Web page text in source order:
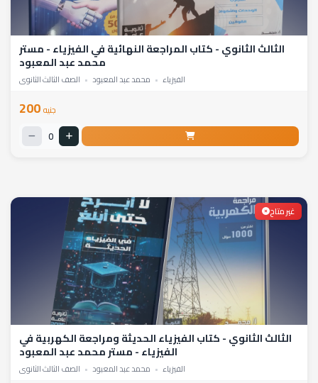
الثالث الثانوي - كتاب المراجعة النهائية في الفيزياء - مستر
محمد عبد المعبود
الفيزياء • محمد عبد المعبود • الصف الثالث الثانوي
200 جنيه
0
غير متاح
الثالث الثانوي - كتاب الفيزياء الحديثة ومراجعة الكهربية في
الفيزياء - مستر محمد عبد المعبود
الفيزياء • محمد عبد المعبود • الصف الثالث الثانوي